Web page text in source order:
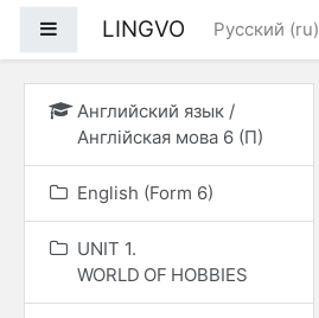
Боковая панель
LINGVO Русский ‎(ru)‎
Английский язык /
Англійская мова 6 (П)
English (Form 6)
UNIT 1.
WORLD OF HOBBIES